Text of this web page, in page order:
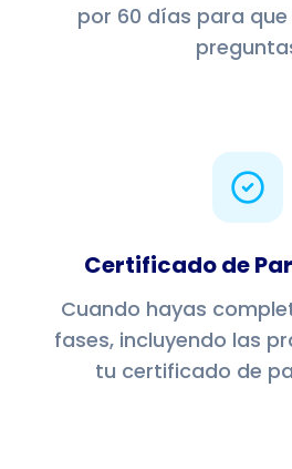
por 60 días para
Certificado de
Cuando hayas
fases, incluyendo las
tu certificado de